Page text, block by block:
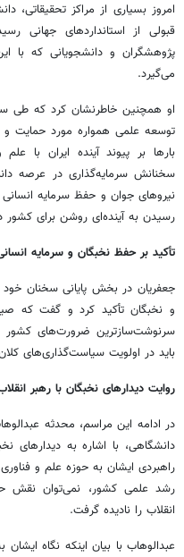
امروز بسیاری از مراکز تحقیقاتی،
قبولی از استانداردهای جهانی
پژوهشگران و دانشجویانی که با
می‌گیرد.
او همچنین خاطرنشان کرد که طی
توسعه علمی همواره مورد حمایت
بارها بر پیوند آینده ایران با
سخنانش سرمایه‌گذاری در عرصه
نیروهای جوان و حفظ سرمایه
رسیدن به آینده‌ای روشن برای کشور
تأکید بر حفظ نخبگان و سرمایه
جعفریان در بخش پایانی سخنان
و نخبگان تأکید کرد و گفت که
سرنوشت‌سازترین ضرورت‌های کشور
باید در اولویت سیاست‌گذاری‌های
روایت دیدارهای نخبگان با رهبر
در ادامه این مراسم، محدثه
دانشگاهی، با اشاره به دیدارهای
راهبردی ایشان به حوزه علم و
رشد علمی کشور، نمی‌توان نقش
انقلاب را نادیده گرفت.
عبدالوهاب با بیان اینکه نگاه